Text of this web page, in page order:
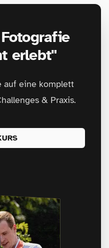
erlebt"
auf eine komplett
& Praxis.